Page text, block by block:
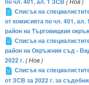
Списък на
от комисията по чл. 401,
район на Търговищкия
Списък на
район на Окръжния съд -
2022 г.( Нов )
Списък на
от ЗСВ за 2022 г. за